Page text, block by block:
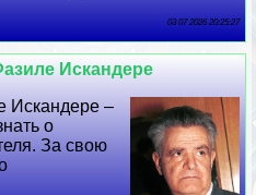
03 07 2026 20:25:27
Искандере
Искандере –
о
За свою